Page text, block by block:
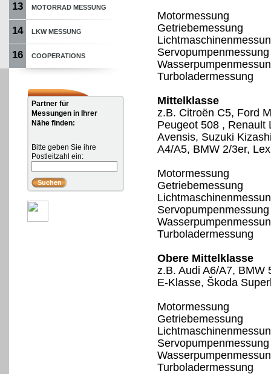
13 MOTORRAD MESSUNG
14 LKW MESSUNG
16 COOPERATIONS
Partner für
Messungen in Ihrer
Nähe finden:
Bitte geben Sie ihre
Postleitzahl ein:
Motormessung
Getriebemessung
Servopumpenmessung
Turboladermessung
Mittelklasse
z.B. Citroën C5, Ford
Peugeot 508 , Renault
Avensis, Suzuki
A4/A5, BMW 2/3er,
Motormessung
Getriebemessung
Servopumpenmessung
Turboladermessung
Obere Mittelklasse
z.B. Audi A6/A7, BMW
E-Klasse, Škoda
Motormessung
Getriebemessung
Servopumpenmessung
Turboladermessung